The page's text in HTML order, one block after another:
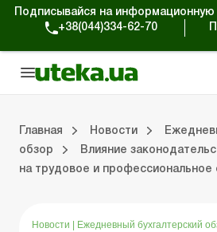
Подписывайся на информационную
+38(044)334-62-70
Главная Новости
обзор
Влияние
на трудовое и профессиональное
Новости Ежедневный бухгалтерский